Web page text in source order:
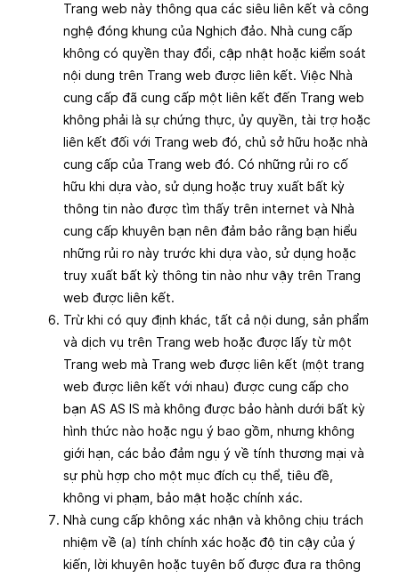
Trang web này thông qua các siêu liên kết và công
nghệ đóng khung của Nghịch đảo. Nhà cung cấp
không có quyền thay đổi, cập nhật hoặc kiểm soát
nội dung trên Trang web được liên kết. Việc Nhà
cung cấp đã cung cấp một liên kết đến Trang web
không phải là sự chứng thực, ủy quyền, tài trợ hoặc
liên kết đối với Trang web đó, chủ sở hữu hoặc nhà
cung cấp của Trang web đó. Có những rủi ro cố
hữu khi dựa vào, sử dụng hoặc truy xuất bất kỳ
thông tin nào được tìm thấy trên internet và Nhà
cung cấp khuyên bạn nên đảm bảo rằng bạn hiểu
những rủi ro này trước khi dựa vào, sử dụng hoặc
truy xuất bất kỳ thông tin nào như vậy trên Trang
web được liên kết.
Trừ khi có quy định khác, tất cả nội dung, sản phẩm
và dịch vụ trên Trang web hoặc được lấy từ một
Trang web mà Trang web được liên kết (một trang
web được liên kết với nhau) được cung cấp cho
bạn AS AS IS mà không được bảo hành dưới bất kỳ
hình thức nào hoặc ngụ ý bao gồm, nhưng không
giới hạn, các bảo đảm ngụ ý về tính thương mại và
sự phù hợp cho một mục đích cụ thể, tiêu đề,
không vi phạm, bảo mật hoặc chính xác.
Nhà cung cấp không xác nhận và không chịu trách
nhiệm về (a) tính chính xác hoặc độ tin cậy của ý
kiến, lời khuyên hoặc tuyên bố được đưa ra thông